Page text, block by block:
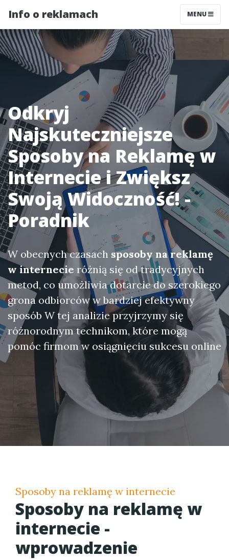
Info o reklamach MENU
Odkryj
Najskuteczniejsze
Sposoby na Reklamę w
Internecie i Zwiększ
Swoją Widoczność! -
Poradnik
W obecnych czasach sposoby na reklamę
w internecie różnią się od tradycyjnych
metod, co umożliwia dotarcie do szerokiego
grona odbiorców w bardziej efektywny
sposób W tej analizie przyjrzymy się
różnorodnym technikom, które mogą
pomóc firmom w osiągnięciu sukcesu online
Sposoby na reklamę w internecie
Sposoby na reklamę w
internecie -
wprowadzenie